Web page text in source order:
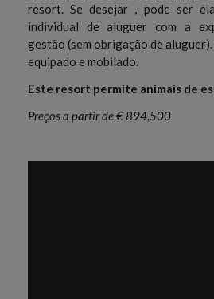
resort. Se desejar , pode ser
individual de aluguer com a
gestão (sem obrigação de
equipado e mobilado.
Este resort permite animais de
Preços a partir de € 894,500